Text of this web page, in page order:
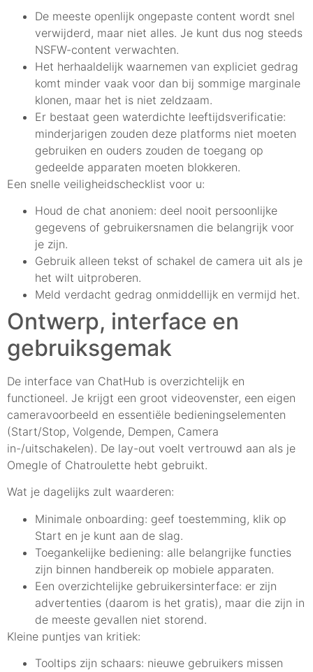
De meeste openlijk ongepaste content wordt snel
verwijderd, maar niet alles. Je kunt dus nog steeds
NSFW-content verwachten.
Het herhaaldelijk waarnemen van expliciet gedrag
komt minder vaak voor dan bij sommige marginale
klonen, maar het is niet zeldzaam.
Er bestaat geen waterdichte leeftijdsverificatie:
minderjarigen zouden deze platforms niet moeten
gebruiken en ouders zouden de toegang op
gedeelde apparaten moeten blokkeren.
Een snelle veiligheidschecklist voor u:
Houd de chat anoniem: deel nooit persoonlijke
gegevens of gebruikersnamen die belangrijk voor
je zijn.
Gebruik alleen tekst of schakel de camera uit als je
het wilt uitproberen.
Meld verdacht gedrag onmiddellijk en vermijd het.
Ontwerp, interface en
gebruiksgemak
De interface van ChatHub is overzichtelijk en
functioneel. Je krijgt een groot videovenster, een eigen
cameravoorbeeld en essentiële bedieningselementen
(Start/Stop, Volgende, Dempen, Camera
in-/uitschakelen). De lay-out voelt vertrouwd aan als je
Omegle of Chatroulette hebt gebruikt.
Wat je dagelijks zult waarderen:
Minimale onboarding: geef toestemming, klik op
Start en je kunt aan de slag.
Toegankelijke bediening: alle belangrijke functies
zijn binnen handbereik op mobiele apparaten.
Een overzichtelijke gebruikersinterface: er zijn
advertenties (daarom is het gratis), maar die zijn in
de meeste gevallen niet storend.
Kleine puntjes van kritiek:
Tooltips zijn schaars: nieuwe gebruikers missen